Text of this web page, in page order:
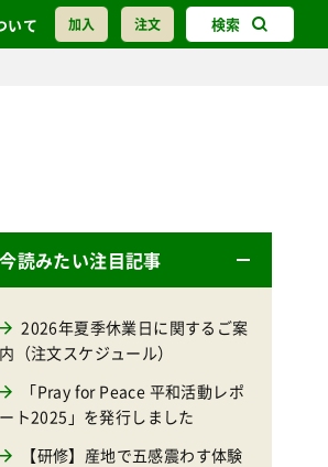
加入 注文 検索
いて
今読みたい注目記事
2026年夏季休業日に関するご案
内（注文スケジュール）
「Pray for Peace 平和活動レポ
ート2025」を発行しました
【研修】産地で五感震わす体験